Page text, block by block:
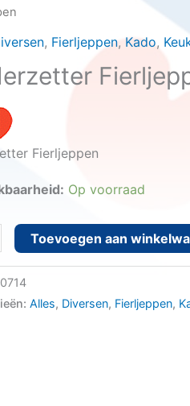
, Fierljeppen, Kado,
Fierljeppen
Op voorraad
Toevoegen aan
Alles, Diversen, Fierljeppen,